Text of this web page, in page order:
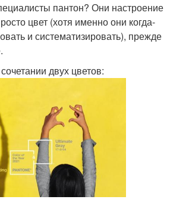
пантон? Они настроение
цвет (хотя именно они когда-
и систематизировать), прежде
двух цветов: